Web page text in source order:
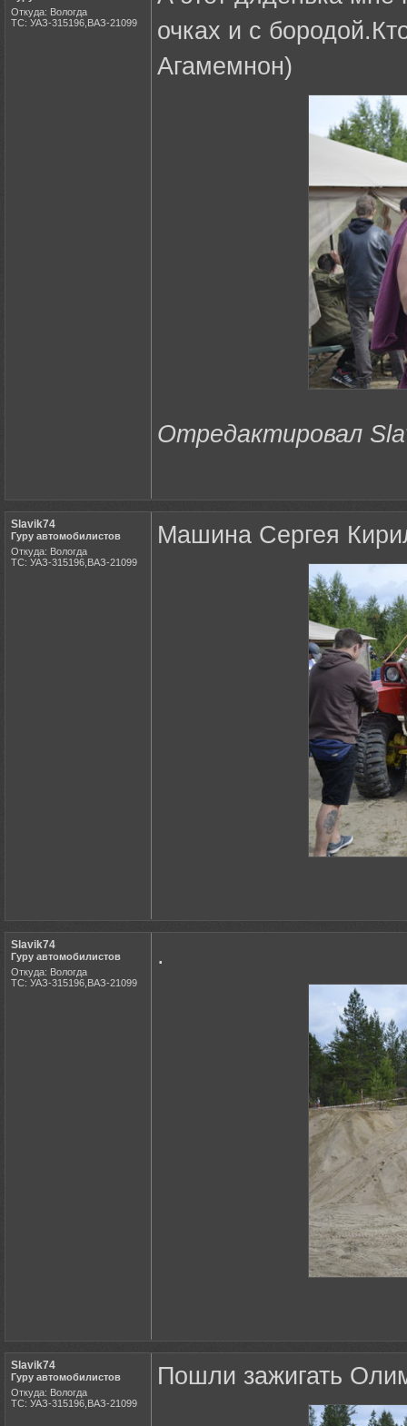
Откуда: Вологда
ТС: УАЗ-315196,ВАЗ-21099
очках и с
Агамемнон)
Отредактировал
Slavik74
Гуру автомобилистов
Откуда: Вологда
ТС: УАЗ-315196,ВАЗ-21099
Машина Сергея
Slavik74
Гуру автомобилистов
Откуда: Вологда
ТС: УАЗ-315196,ВАЗ-21099
.
Slavik74
Гуру автомобилистов
Откуда: Вологда
ТС: УАЗ-315196,ВАЗ-21099
Пошли зажигать